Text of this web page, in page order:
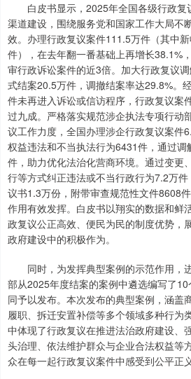
白皮书显示，2025年全国各级行政复
渠道建设，围绕服务党和国家工作大局不
效。办理行政复议案件111.5万件（其中
件），在去年翻一番基础上再增长38.1%
审行政诉讼案件的近3倍。加大行政复议
式结案20.5万件，调撤结案率达29.8%。
件未再进入诉讼或信访程序，行政复议案
过九成。严格落实规范涉企执法专项行动
议工作力度，全国办理涉企行政复议案件
权益违法和不当执法行为6431件，通过
件，助力优化法治化营商环境。通过变更
行等方式纠正违法或不当行政行为7.2万
议书1.3万份，附带审查规范性文件8608
作用有效发挥。白皮书以翔实的数据和鲜
政复议公正高效、便民为民的制度优势，
政府建设中的积极作为。
同时，为发挥典型案例的示范作用，
部从2025年度结案的案例中遴选编写了
同予以发布。本次发布的典型案例，涵盖
履职、拆迁安置补偿等多个领域多种行为
中体现了行政复议在推进法治政府建设、
头治理、依法维护群众与企业合法权益等
众在每一起行政复议案件中感受到公平正义